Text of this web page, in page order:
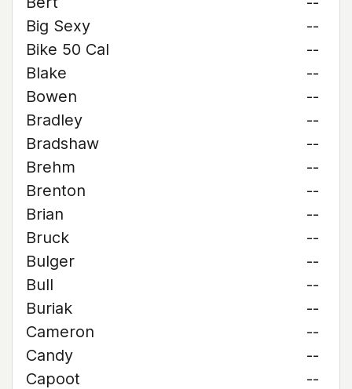
Big Sexy
--
Bike 50 Cal
--
Blake
--
Bowen
--
Bradley
--
Bradshaw
--
Brehm
--
Brenton
--
Brian
--
Bruck
--
Bulger
--
Bull
--
Buriak
--
Cameron
--
Candy
--
Capoot
--